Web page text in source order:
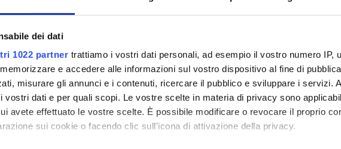
dei dati
1022 partner trattiamo i vostri dati personali, ad esempio il vostro numero IP,
e accedere alle informazioni sul vostro dispositivo al fine di
misurare gli annunci e i contenuti, ricercare il pubblico e sviluppare i servizi.
vostri dati e per quali scopi. Le vostre scelte in materia di privacy sono
avete effettuato le vostre scelte. È possibile modificare o revocare il proprio
sui cookie o facendo clic sull'icona di attivazione della privacy.
Information Segreteria amministrativa del
Location VERONA
Main Department Cultures and Civilizations
Macro area Humanities